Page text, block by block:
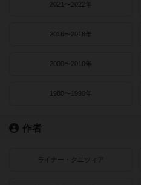
2021〜2022年
2016〜2018年
2000〜2010年
1980〜1990年
作者
ライナー・クニツィア